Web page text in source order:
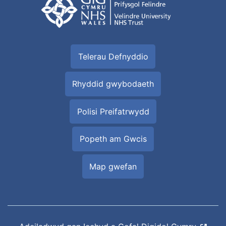
Telerau Defnyddio
Rhyddid gwybodaeth
Polisi Preifatrwydd
Popeth am Gwcis
Map gwefan